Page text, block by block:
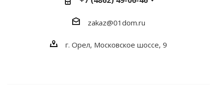
zakaz@01dom.ru
г. Орел, Московское шоссе, 9